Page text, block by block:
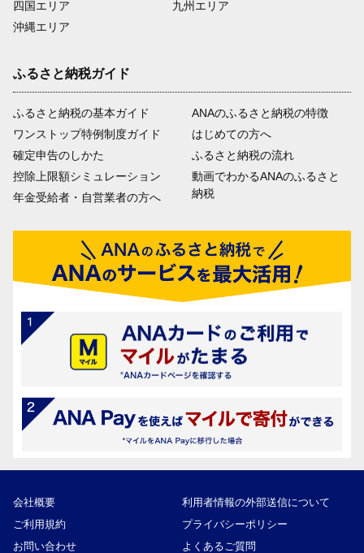
四国エリア
沖縄エリア
九州エリア
ふるさと納税ガイド
ふるさと納税の基本ガイド
ワンストップ特例制度ガイド
確定申告のしかた
控除上限額シミュレーション
年金受給者・自営業者の方へ
ANAのふるさと納税の特徴
はじめての方へ
ふるさと納税の流れ
動画でわかるANAのふるさと
納税
会社概要
利用者情報の外部送信について
ご利用規約
プライバシーポリシー
お問い合わせ
よくあるご質問